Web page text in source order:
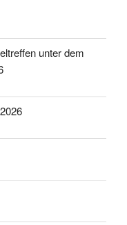
unter dem